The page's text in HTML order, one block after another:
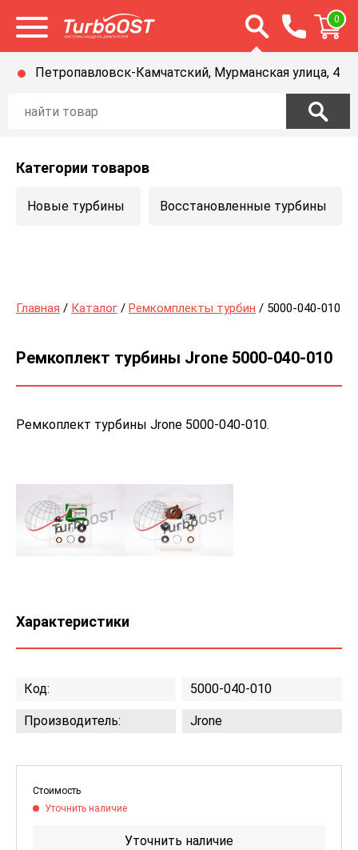
Открыть меню Открыть строку
0
Петропавловск-Камчатский, Мурманская улица, 4
Категории товаров
Новые турбины Восстановленные турбины
Главная / Каталог / Ремкомплекты турбин / 5000-040-010
Ремкоплект турбины Jrone 5000-040-010
Ремкоплект турбины Jrone 5000-040-010.
Характеристики
Код: 5000-040-010
Производитель: Jrone
Стоимость
Уточнить наличие
Уточнить наличие